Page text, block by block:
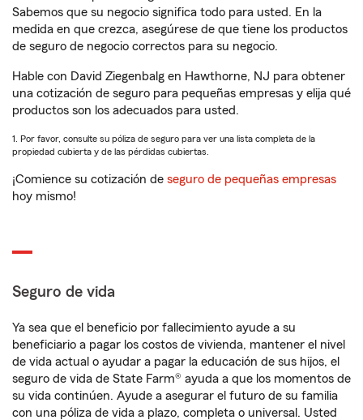
Sabemos que su negocio significa todo para usted. En la
medida en que crezca, asegúrese de que tiene los productos
de seguro de negocio correctos para su negocio.
Hable con David Ziegenbalg en Hawthorne, NJ para obtener
una cotización de seguro para pequeñas empresas y elija qué
productos son los adecuados para usted.
1. Por favor, consulte su póliza de seguro para ver una lista completa de la
propiedad cubierta y de las pérdidas cubiertas.
¡Comience su cotización de seguro de pequeñas empresas
hoy mismo!
Seguro de vida
Ya sea que el beneficio por fallecimiento ayude a su
beneficiario a pagar los costos de vivienda, mantener el nivel
de vida actual o ayudar a pagar la educación de sus hijos, el
seguro de vida de State Farm® ayuda a que los momentos de
su vida continúen. Ayude a asegurar el futuro de su familia
con una póliza de vida a plazo, completa o universal. Usted